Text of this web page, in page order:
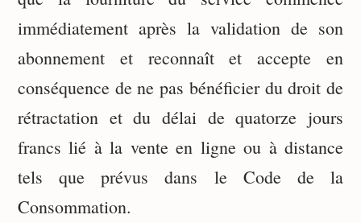
immédiatement après la validation de son
abonnement et reconnaît et accepte en
conséquence de ne pas bénéficier du droit de
rétractation et du délai de quatorze jours
francs lié à la vente en ligne ou à distance
tels que prévus dans le Code de la
Consommation.